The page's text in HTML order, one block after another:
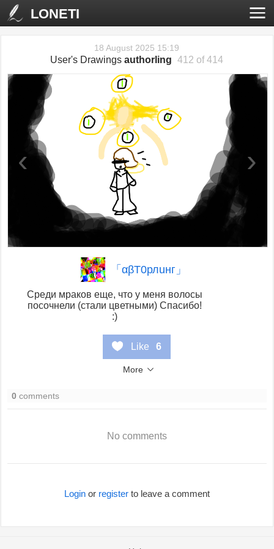
LONETI
18 August 2025 15:19
User's Drawingsauthorling 412 of 414
‹ ›
「αβТ0рлuнг」
Среди мраков еще, что у меня волосы
посочнели (стали цветными) Спасибо!
:)
Like 6
More
0 comments
No comments
Loginor registerto leave a comment